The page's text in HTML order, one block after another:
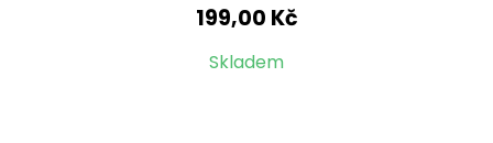
199,00 Kč
Skladem